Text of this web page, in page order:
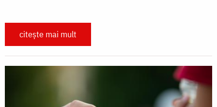
citește mai mult